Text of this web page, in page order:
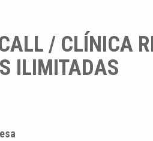
/ CLÍNICA
ILIMITADAS